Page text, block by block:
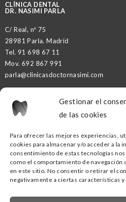
Gestionar el
de las cookies
Para ofrecer las mejores experiencias,
cookies para almacenar y/o acceder a la
consentimiento de estas tecnologías
como el comportamiento de navegación
en este sitio. No consentir o retirar el
negativamente a ciertas características
CLÍNICA DENTAL
DR. NASIMI PARLA
C/ Real, nº 75
28981 Parla. Madrid
Tel. 91 698 67 11
Mov. 692 867 991
parla@clinicasdoctornasimi.com
DR. NASIMI PARTNER
CLÍNICA DENTAL DR. NASIMI GETAFE
C/ Ramón y Cajal, nº16
28902 Getafe. Madrid